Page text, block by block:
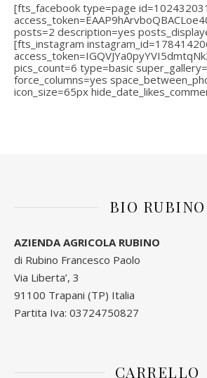
[fts_facebook type=page
posts=2 description=yes
[fts_instagram
pics_count=6 type=basic
force_columns=yes
icon_size=65px
BIO RUBINO
AZIENDA AGRICOLA RUBINO
di Rubino Francesco Paolo
Via Liberta’, 3
91100 Trapani (TP) Italia
Partita Iva: 03724750827
CARRELLO